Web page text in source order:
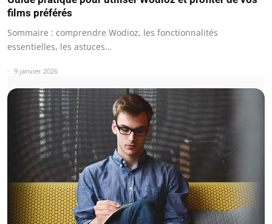
films préférés
Sommaire : comprendre Wodioz, les fonctionnalités
essentielles, les astuces…
9 janvier 2026